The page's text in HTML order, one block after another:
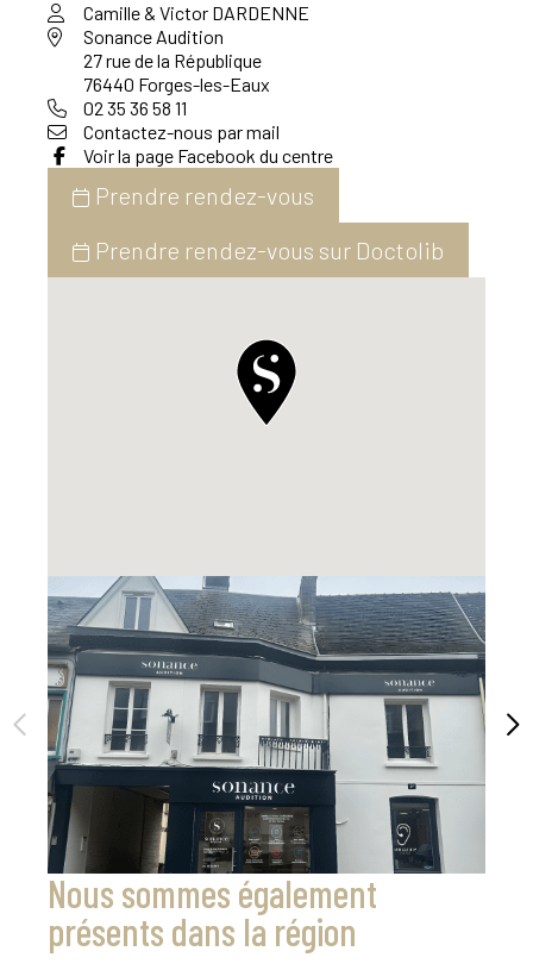
Camille & Victor DARDENNE
Sonance Audition
27 rue de la République
76440 Forges-les-Eaux
02 35 36 58 11
Contactez-nous par mail
Voir la page Facebook du centre
Prendre rendez-vous
Prendre rendez-vous sur Doctolib
Nous sommes également
présents dans la région